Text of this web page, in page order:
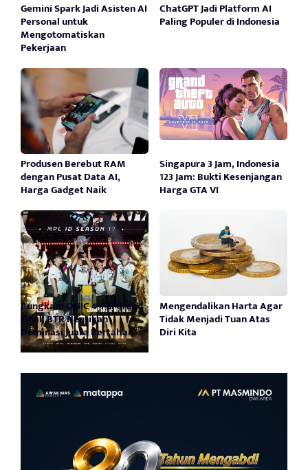
Gemini Spark Jadi Asisten AI
Personal untuk
Mengotomatiskan
Pekerjaan
ChatGPT Jadi Platform AI
Paling Populer di Indonesia
Produsen Berebut RAM
dengan Pusat Data AI,
Harga Gadget Naik
Singapura 3 Jam, Indonesia
123 Jam: Bukti Kesenjangan
Harga GTA VI
Bungkam ONIC 4-1 di Grand
Final, BTR Hentikan
Dominasi Juara Bertahan
Mengendalikan Harta Agar
Tidak Menjadi Tuan Atas
Diri Kita